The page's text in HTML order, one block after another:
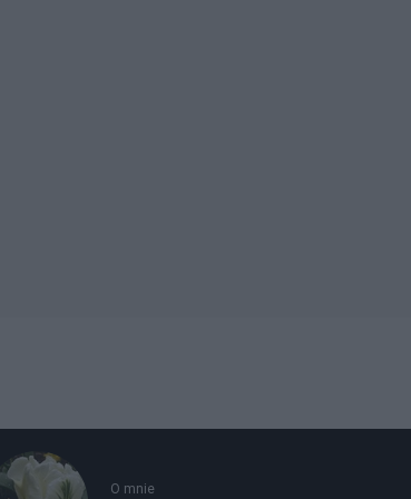
O mnie